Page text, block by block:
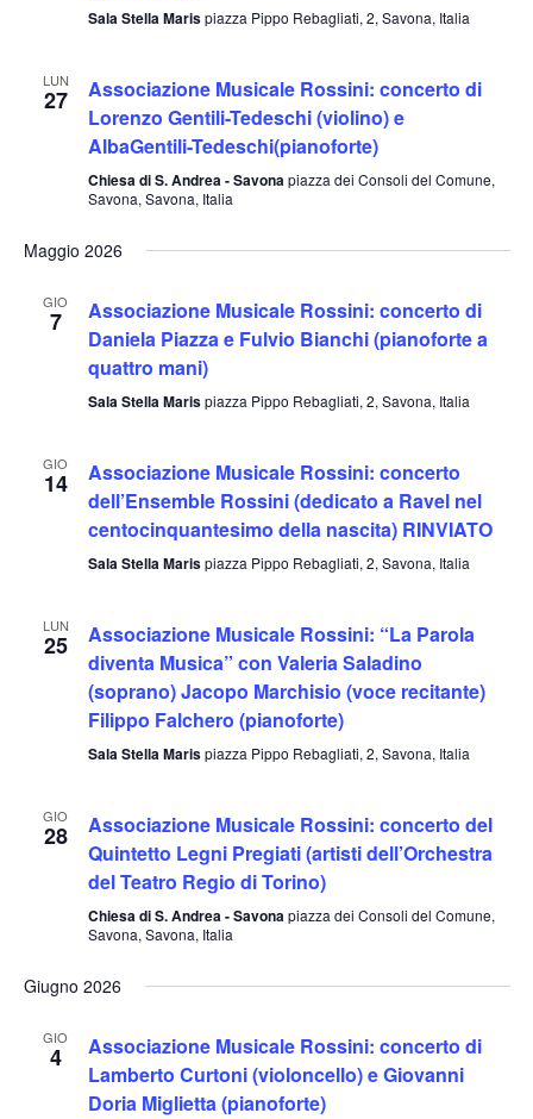
Sala Stella Marispiazza Pippo Rebagliati, 2, Savona, Italia
LUN
27
Associazione Musicale Rossini: concerto di
Lorenzo Gentili-Tedeschi (violino) e
AlbaGentili-Tedeschi(pianoforte)
Chiesa di S. Andrea - Savonapiazza dei Consoli del Comune,
Savona, Savona, Italia
Maggio 2026
GIO
7
Associazione Musicale Rossini: concerto di
Daniela Piazza e Fulvio Bianchi (pianoforte a
quattro mani)
Sala Stella Marispiazza Pippo Rebagliati, 2, Savona, Italia
GIO
14
Associazione Musicale Rossini: concerto
dell’Ensemble Rossini (dedicato a Ravel nel
centocinquantesimo della nascita) RINVIATO
Sala Stella Marispiazza Pippo Rebagliati, 2, Savona, Italia
LUN
25
Associazione Musicale Rossini: “La Parola
diventa Musica” con Valeria Saladino
(soprano) Jacopo Marchisio (voce recitante)
Filippo Falchero (pianoforte)
Sala Stella Marispiazza Pippo Rebagliati, 2, Savona, Italia
GIO
28
Associazione Musicale Rossini: concerto del
Quintetto Legni Pregiati (artisti dell’Orchestra
del Teatro Regio di Torino)
Chiesa di S. Andrea - Savonapiazza dei Consoli del Comune,
Savona, Savona, Italia
Giugno 2026
GIO
4
Associazione Musicale Rossini: concerto di
Lamberto Curtoni (violoncello) e Giovanni
Doria Miglietta (pianoforte)